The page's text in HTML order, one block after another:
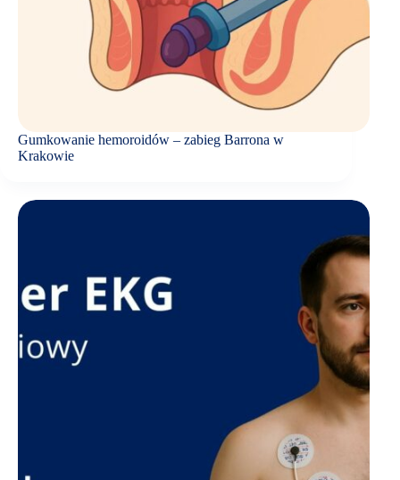
Gumkowanie hemoroidów – zabieg Barrona w
Krakowie